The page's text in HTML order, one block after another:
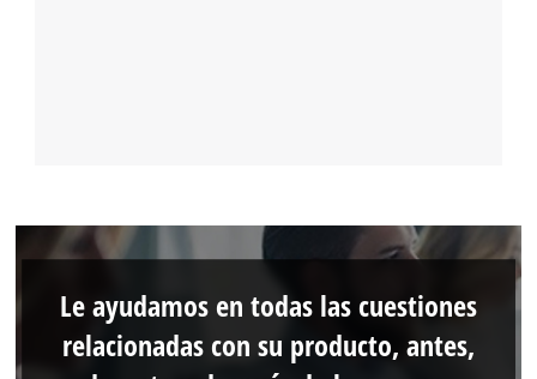
Le ayudamos en todas las cuestiones
relacionadas con su producto, antes,